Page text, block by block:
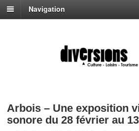
Navigation
Arbois – Une exposition
sonore du 28 février au